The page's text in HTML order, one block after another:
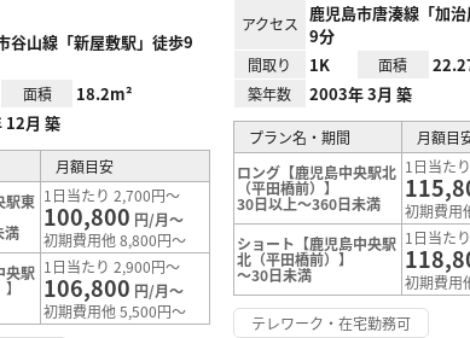
谷山線「新屋敷駅」徒歩9
面積 18.2m²
12月 築
月額目安
駅東
満
1日当たり 2,700円～
100,800 円/月～
初期費用他 8,800円～
央駅 1日当たり 2,900円～
106,800 円/月～
初期費用他 5,500円～
アクセス
鹿児島市唐湊線「加
9分
間取り 1K 面積
築年数 2003年 3月 築
プラン名・期間
月額目
ロング【鹿児島中央駅北
（平田橋前）】
30日以上～360日未満
1日当た
初期費用
ショート【鹿児島中央駅
北（平田橋前）】
～30日未満
1日当た
初期費用
テレワーク・在宅勤務可